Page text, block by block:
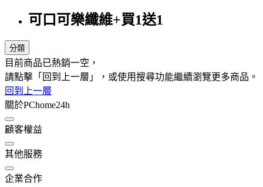
可口可樂纖維+買1送1
分類
目前商品已熱銷一空，
請點擊「回到上一層」，或使用搜尋功能繼續瀏覽更多商品。
回到上一層
關於PChome24h
顧客權益
其他服務
企業合作